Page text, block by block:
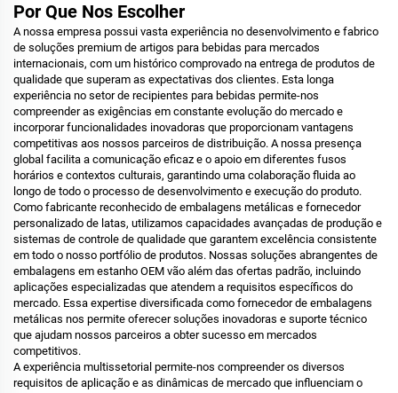
Por Que Nos Escolher
A nossa empresa possui vasta experiência no desenvolvimento e fabrico
de soluções premium de artigos para bebidas para mercados
internacionais, com um histórico comprovado na entrega de produtos de
qualidade que superam as expectativas dos clientes. Esta longa
experiência no setor de recipientes para bebidas permite-nos
compreender as exigências em constante evolução do mercado e
incorporar funcionalidades inovadoras que proporcionam vantagens
competitivas aos nossos parceiros de distribuição. A nossa presença
global facilita a comunicação eficaz e o apoio em diferentes fusos
horários e contextos culturais, garantindo uma colaboração fluida ao
longo de todo o processo de desenvolvimento e execução do produto.
Como fabricante reconhecido de embalagens metálicas e fornecedor
personalizado de latas, utilizamos capacidades avançadas de produção e
sistemas de controle de qualidade que garantem excelência consistente
em todo o nosso portfólio de produtos. Nossas soluções abrangentes de
embalagens em estanho OEM vão além das ofertas padrão, incluindo
aplicações especializadas que atendem a requisitos específicos do
mercado. Essa expertise diversificada como fornecedor de embalagens
metálicas nos permite oferecer soluções inovadoras e suporte técnico
que ajudam nossos parceiros a obter sucesso em mercados
competitivos.
A experiência multissetorial permite-nos compreender os diversos
requisitos de aplicação e as dinâmicas de mercado que influenciam o